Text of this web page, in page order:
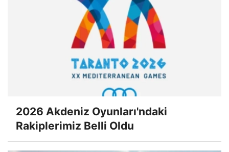
2026 Akdeniz Oyunları'ndaki
Rakiplerimiz Belli Oldu